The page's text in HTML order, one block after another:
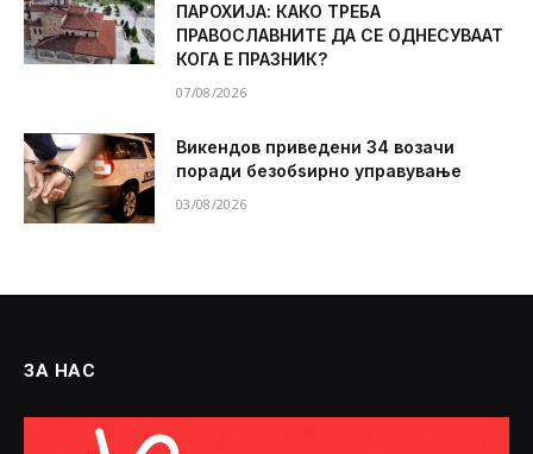
ПАРОХИЈА: КАКО ТРЕБА
ПРАВОСЛАВНИТЕ ДА СЕ ОДНЕСУВААТ
КОГА Е ПРАЗНИК?
07/08/2026
Викендов приведени 34 возачи
поради безобѕирно управување
03/08/2026
ЗА НАС